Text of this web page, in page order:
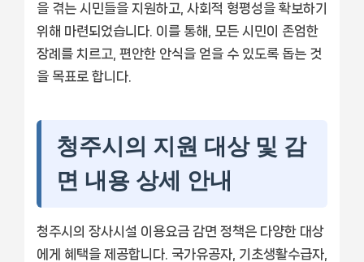
을 겪는 시민들을 지원하고, 사회적 형평성을 확보하기
위해 마련되었습니다. 이를 통해, 모든 시민이 존엄한
장례를 치르고, 편안한 안식을 얻을 수 있도록 돕는 것
을 목표로 합니다.
청주시의 지원 대상 및 감
면 내용 상세 안내
청주시의 장사시설 이용요금 감면 정책은 다양한 대상
에게 혜택을 제공합니다. 국가유공자, 기초생활수급자,